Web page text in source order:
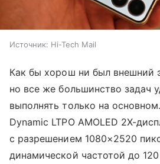
Источник: Hi-Tech Mail
Как бы хорош ни был внешний
но все же большинство задач
выполнять только на
Dynamic LTPO AMOLED 2X-
с разрешением 1080×2520
динамической частотой до